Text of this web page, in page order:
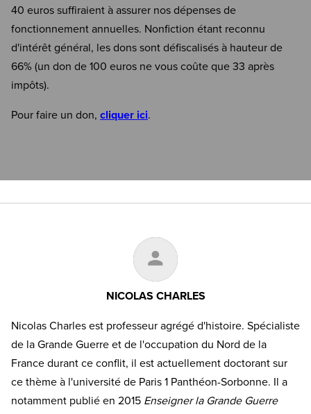
40 euros suffiraient à assurer nos dépenses de
fonctionnement annuelles. Nonfiction étant reconnu
d'intérêt général, les dons sont défiscalisés à hauteur de
66% (un don de 100 euros ne vous coûte que 33 après
impôts).
Pour faire un don, cliquer ici.
NICOLAS CHARLES
Nicolas Charles est professeur agrégé d'histoire. Spécialiste
de la Grande Guerre et de l'occupation du Nord de la
France durant ce conflit, il est actuellement doctorant sur
ce thème à l'université de Paris 1 Panthéon-Sorbonne. Il a
notamment publié en 2015 Enseigner la Grande Guerre